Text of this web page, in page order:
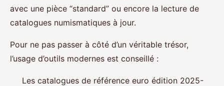
avec une pièce “standard” ou encore la lecture de
catalogues numismatiques à jour.
Pour ne pas passer à côté d’un véritable trésor,
l’usage d’outils modernes est conseillé :
Les catalogues de référence euro édition 2025-